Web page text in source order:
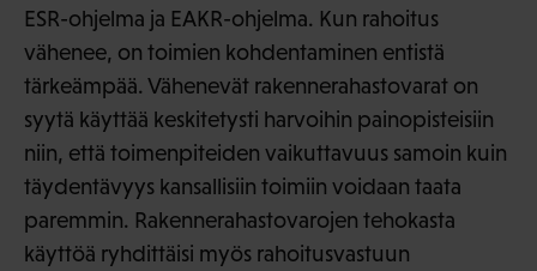
ESR-ohjelma ja EAKR-ohjelma. Kun rahoitus
vähenee, on toimien kohdentaminen entistä
tärkeämpää. Vähenevät rakennerahastovarat on
syytä käyttää keskitetysti harvoihin painopisteisiin
niin, että toimenpiteiden vaikuttavuus samoin kuin
täydentävyys kansallisiin toimiin voidaan taata
paremmin. Rakennerahastovarojen tehokasta
käyttöä ryhdittäisi myös rahoitusvastuun